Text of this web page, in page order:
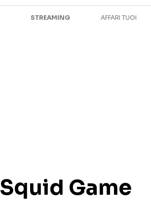
STREAMING AFFARI TUOI
Squid Game